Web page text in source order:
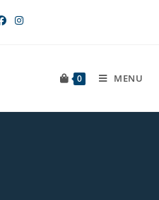
0 MENU